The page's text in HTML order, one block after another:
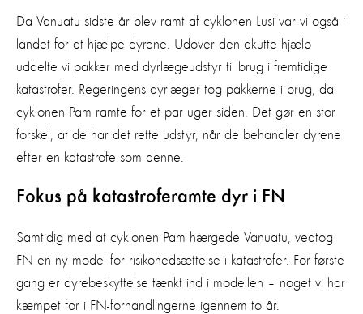
Da Vanuatu sidste år blev ramt af cyklonen Lusi var vi også i
landet for at hjælpe dyrene. Udover den akutte hjælp
uddelte vi pakker med dyrlægeudstyr til brug i fremtidige
katastrofer. Regeringens dyrlæger tog pakkerne i brug, da
cyklonen Pam ramte for et par uger siden. Det gør en stor
forskel, at de har det rette udstyr, når de behandler dyrene
efter en katastrofe som denne.
Fokus på katastroferamte dyr i FN
Samtidig med at cyklonen Pam hærgede Vanuatu, vedtog
FN en ny model for risikonedsættelse i katastrofer. For første
gang er dyrebeskyttelse tænkt ind i modellen – noget vi har
kæmpet for i FN-forhandlingerne igennem to år.